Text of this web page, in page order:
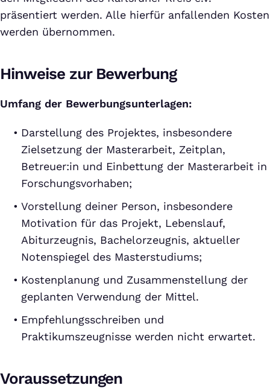
präsentiert werden. Alle hierfür anfallenden Kosten
werden übernommen.
Hinweise zur Bewerbung
Umfang der Bewerbungsunterlagen:
Darstellung des Projektes, insbesondere
Zielsetzung der Masterarbeit, Zeitplan,
Betreuer:in und Einbettung der Masterarbeit in
Forschungsvorhaben;
Vorstellung deiner Person, insbesondere
Motivation für das Projekt, Lebenslauf,
Abiturzeugnis, Bachelorzeugnis, aktueller
Notenspiegel des Masterstudiums;
Kostenplanung und Zusammenstellung der
geplanten Verwendung der Mittel.
Empfehlungsschreiben und
Praktikumszeugnisse werden nicht erwartet.
Voraussetzungen